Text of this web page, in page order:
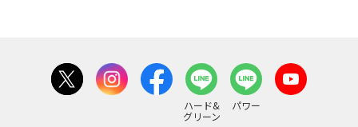
ハード&
グリーン
パワー